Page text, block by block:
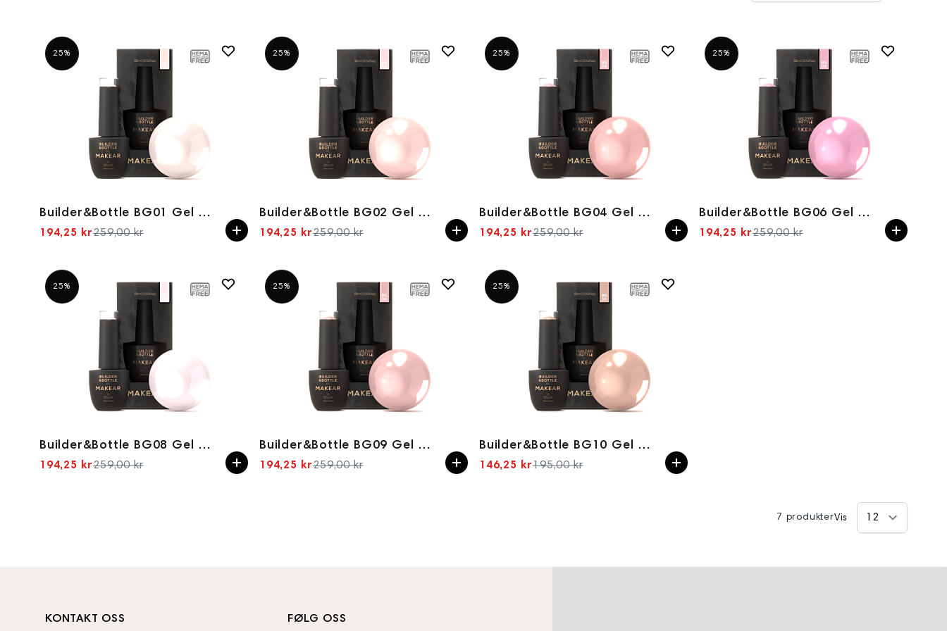
25%
Builder&Bottle BG01 Gel in bottle 15ml
Spesialpris
194,25 kr259,00 kr
25%
Builder&Bottle BG02 Gel in bottle 15ml
Spesialpris
194,25 kr259,00 kr
25%
Builder&Bottle BG04 Gel in bottle 15ml
Spesialpris
194,25 kr259,00 kr
25%
Builder&Bottle BG06 Gel in bottle 15ml
Spesialpris
194,25 kr259,00 kr
25%
Builder&Bottle BG08 Gel in bottle 15ml
Spesialpris
194,25 kr259,00 kr
25%
Builder&Bottle BG09 Gel in bottle 15ml
Spesialpris
194,25 kr259,00 kr
25%
Builder&Bottle BG10 Gel in bottle 15ml
Spesialpris
146,25 kr195,00 kr
7 produkterVis
KONTAKT OSS FØLG OSS